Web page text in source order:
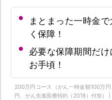
まとまった一時金
く保障！
必要な保障期間だ
お手頃！
200万円コース（がん一時金額100万
円、がん先進医療特約（2018）付加）